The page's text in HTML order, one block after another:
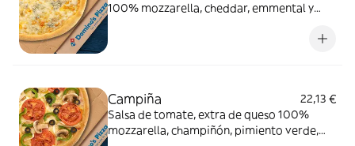
100% mozzarella, cheddar, emmental y
Campiña
22,13 €
Salsa de tomate, extra de queso 100%
mozzarella, champiñón, pimiento verde,